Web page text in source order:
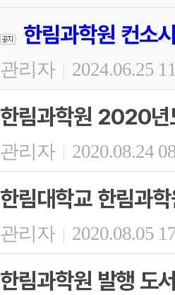
한림과학원 컨소
관리자 | 2024.06.25
한림과학원 2020년
관리자 | 2020.08.24
한림대학교 한림과
관리자 | 2020.08.05
한림과학원 발행 도